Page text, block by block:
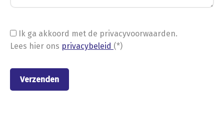
Ik ga akkoord met de privacyvoorwaarden.
Lees hier ons privacybeleid (*)